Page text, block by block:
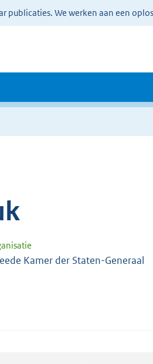
We werken aan een
Kamer der Staten-Generaal